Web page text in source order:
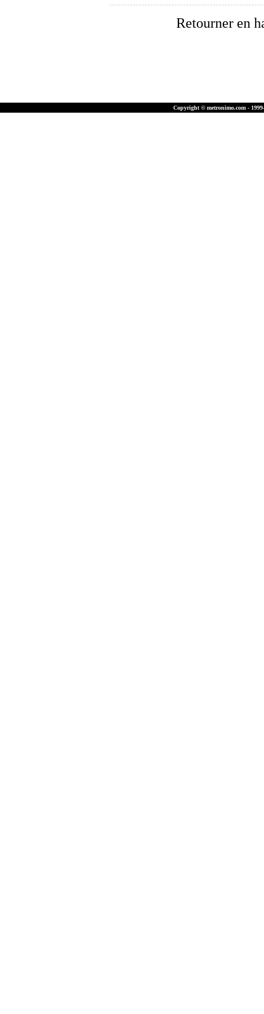
Retourner en
Copyright © metronimo.com -